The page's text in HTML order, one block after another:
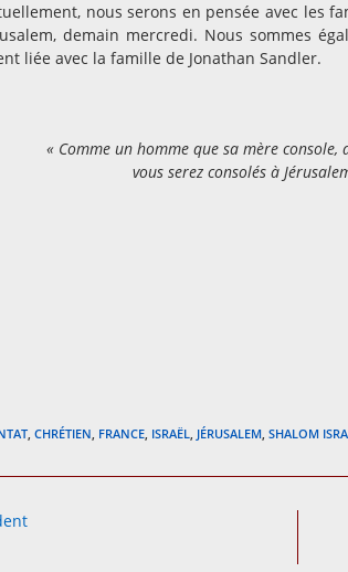
nous serons en pensée avec les
demain mercredi. Nous sommes
liée avec la famille de Jonathan Sandler.
« Comme un homme que sa mère
vous serez consolés à
, CHRÉTIEN, FRANCE, ISRAËL, JÉRUSALEM, SHALOM